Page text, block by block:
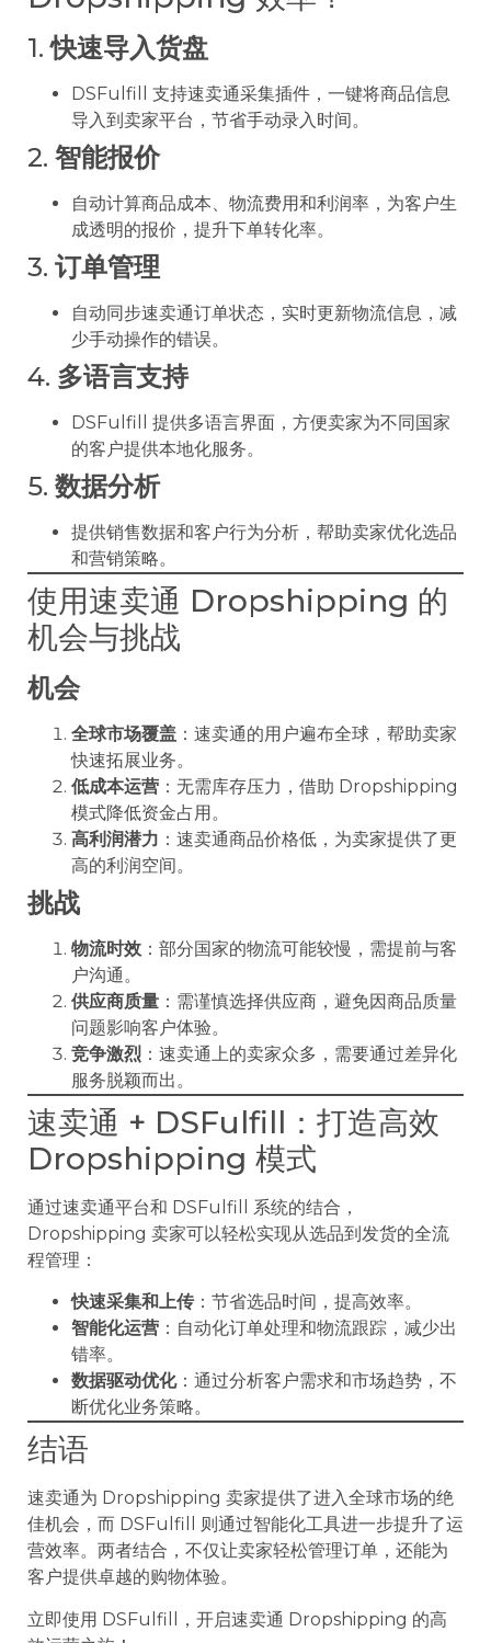
1.快速导入货盘
DSFulfill 支持速卖通采集插件，一键将商品信息
导入到卖家平台，节省手动录入时间。
2. 智能报价
自动计算商品成本、物流费用和利润率，为客户生
成透明的报价，提升下单转化率。
3. 订单管理
自动同步速卖通订单状态，实时更新物流信息，减
少手动操作的错误。
4. 多语言支持
DSFulfill 提供多语言界面，方便卖家为不同国家
的客户提供本地化服务。
5. 数据分析
提供销售数据和客户行为分析，帮助卖家优化选品
和营销策略。
使用速卖通 Dropshipping 的
机会与挑战
机会
全球市场覆盖 ：速卖通的用户遍布全球，帮助卖家
快速拓展业务。
低成本运营 ：无需库存压力，借助 Dropshipping
模式降低资金占用。
高利润潜力 ：速卖通商品价格低，为卖家提供了更
高的利润空间。
挑战
物流时效 ：部分国家的物流可能较慢，需提前与客
户沟通。
供应商质量 ：需谨慎选择供应商，避免因商品质量
问题影响客户体验。
竞争激烈 ：速卖通上的卖家众多，需要通过差异化
服务脱颖而出。
速卖通 + DSFulfill：打造高效
Dropshipping 模式
通过速卖通平台和 DSFulfill 系统的结合，
Dropshipping 卖家可以轻松实现从选品到发货的全流
程管理：
快速采集和上传 ：节省选品时间，提高效率。
智能化运营 ：自动化订单处理和物流跟踪，减少出
错率。
数据驱动优化：通过分析客户需求和市场趋势，不
断优化业务策略。
结语
速卖通为 Dropshipping 卖家提供了进入全球市场的绝
佳机会，而 DSFulfill 则通过智能化工具进一步提升了运
营效率。两者结合，不仅让卖家轻松管理订单，还能为
客户提供卓越的购物体验。
立即使用 DSFulfill，开启速卖通 Dropshipping 的高